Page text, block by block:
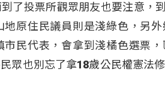
了投票所觀眾朋友也要注意，
原住民議員則是淺綠色，另
民代表，會拿到淺橘色選票
眾也別忘了拿18歲公民權憲法